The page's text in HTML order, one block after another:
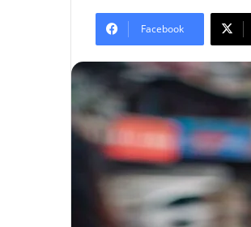
d
a
n
e
m
a
i
l
Facebook